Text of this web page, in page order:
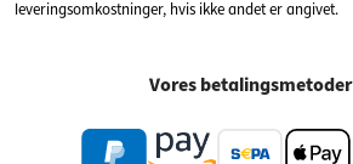
leveringsomkostninger, hvis ikke andet er angivet.
Vores betalingsmetoder